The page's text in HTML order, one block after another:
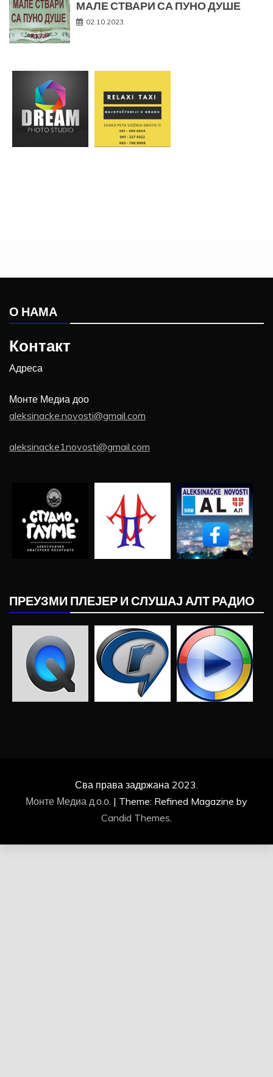
МАЛЕ СТВАРИ СА ПУНО ДУШЕ
02.10.2023.
О НАМА
Контакт
Адреса
Монте Медиа доо
aleksinacke.novosti@gmail.com
aleksinacke1novosti@gmail.com
ПРЕУЗМИ ПЛЕЈЕР И СЛУШАЈ АЛТ РАДИО
Сва права задржана 2023.
Монте Медиа д.о.о. | Theme: Refined Magazine by
Candid Themes.